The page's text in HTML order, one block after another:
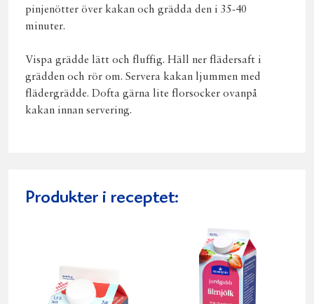
pinjenötter över kakan och grädda den i 35-40
minuter.
Vispa grädde lätt och fluffig. Häll ner flädersaft i
grädden och rör om. Servera kakan ljummen med
flädergrädde. Dofta gärna lite florsocker ovanpå
kakan innan servering.
Produkter i receptet: